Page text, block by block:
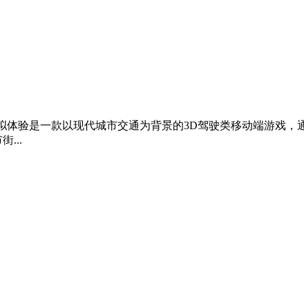
体验是一款以现代城市交通为背景的3D驾驶类移动端游戏
...